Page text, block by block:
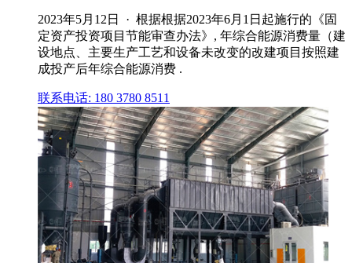
2023年5月12日 · 根据根据2023年6月1日起施行的《固
定资产投资项目节能审查办法》, 年综合能源消费量（建
设地点、主要生产工艺和设备未改变的改建项目按照建
成投产后年综合能源消费 .
联系电话: 180 3780 8511